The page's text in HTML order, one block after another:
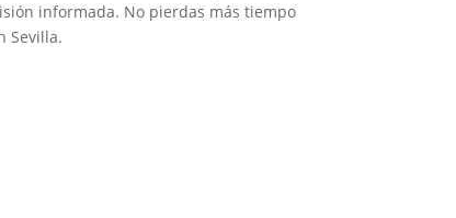
informada. No pierdas más tiempo
Sevilla.